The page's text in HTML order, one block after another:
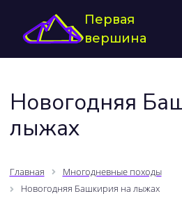
Первая
вершина
Новогодняя
лыжах
Главная
Многодневные походы
Новогодняя Башкирия на лыжах